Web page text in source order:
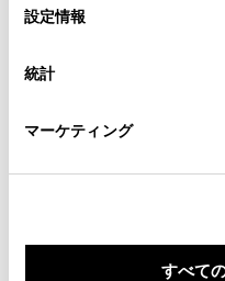
デバイスにすべての
意したことになります。
設定の変更、同意を撤回
「Cookie（クッキー）情報
設定情報
統計
マーケティング
すべて
ティッドナビご利
eケア（ヘル
クルマの健康状